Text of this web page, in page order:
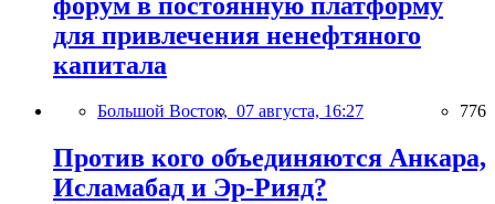
для привлечения ненефтяного
капитала
Большой Восток, 07 августа, 16:27 776
Против кого объединяются Анкара,
Исламабад и Эр-Рияд?